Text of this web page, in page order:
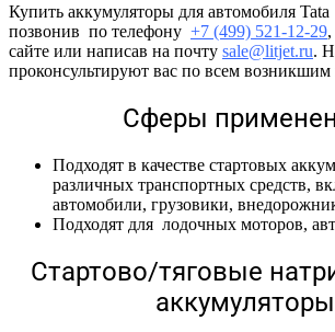
Купить аккумуляторы для автомобиля
позвонив по телефону +7 (499) 521-12-29
сайте или написав на почту sale@litjet.ru.
проконсультируют вас по всем возникшим
Сферы
Подходят в качестве стартовых
различных транспортных средств,
автомобили, грузовики,
Подходят для лодочных моторов,
Стартово/тяговые
аккумуляторы